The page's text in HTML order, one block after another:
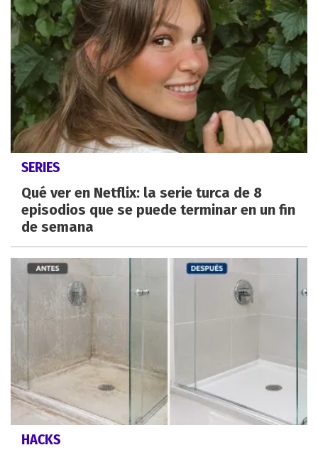
SERIES
Qué ver en Netflix: la serie turca de 8
episodios que se puede terminar en un fin
de semana
HACKS